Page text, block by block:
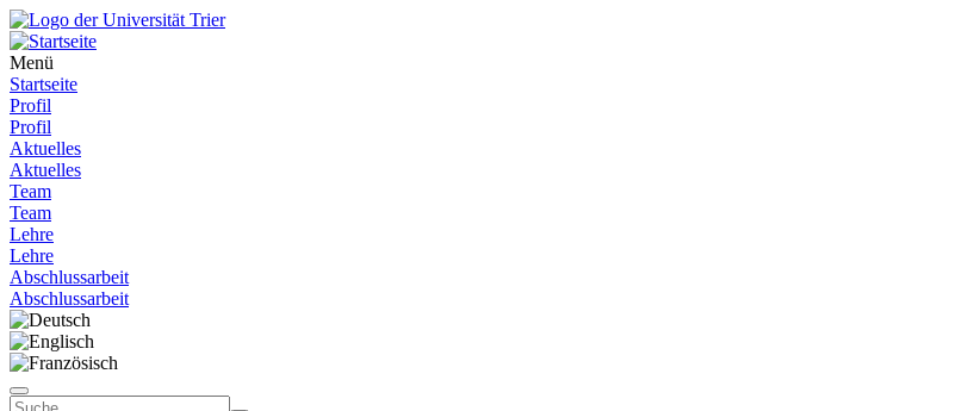
Menü
Startseite
Profil
Profil
Aktuelles
Aktuelles
Team
Team
Lehre
Lehre
Abschlussarbeit
Abschlussarbeit